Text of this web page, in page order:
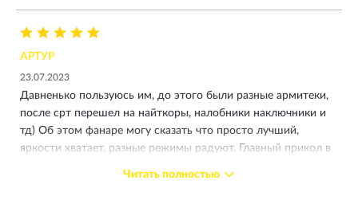
АРТУР
23.07.2023
Давненько пользуюсь им, до этого были разные армитеки,
после срт перешел на найткоры, налобники наключники и
тд) Об этом фанаре могу сказать что просто лучший,
яркости хватает, разные режимы радуют. Главный прикол в
Читать полностью